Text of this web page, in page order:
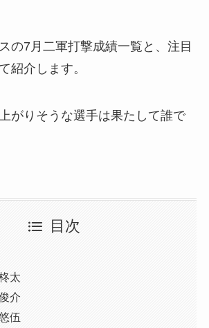
の7月二軍打撃成績一覧と、注目
紹介します。
がりそうな選手は果たして誰で
目次
太
介
伍